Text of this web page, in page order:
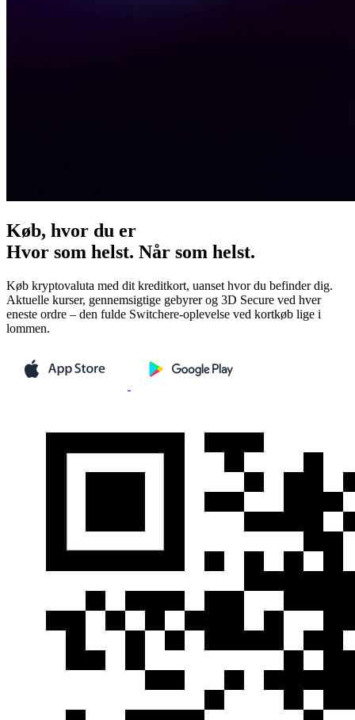
Køb, hvor du er
Hvor som helst. Når som helst.
Køb kryptovaluta med dit kreditkort, uanset hvor du befinder dig.
Aktuelle kurser, gennemsigtige gebyrer og 3D Secure ved hver
eneste ordre – den fulde Switchere-oplevelse ved kortkøb lige i
lommen.